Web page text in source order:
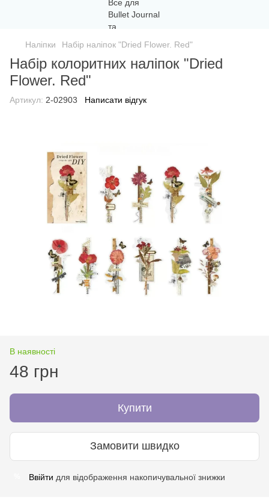
Наліпки Набір наліпок "Dried Flower. Red"
Набір колоритних наліпок "Dried
Flower. Red"
Артикул: 2-02903 Написати відгук
В наявності
48 грн
Купити
Замовити швидко
Ввійти для відображення накопичувальної знижки